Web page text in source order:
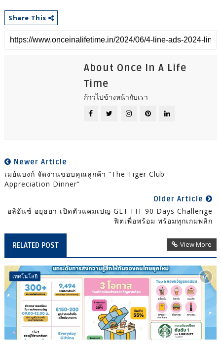
Share This
About Once In A Life
Time
ก้าวไปข้างหน้ากับเรา
Newer Article
เมย์แบงก์ จัดงานขอบคุณลูกค้า “The Tiger Club
Appreciation Dinner”
Older Article
อลิอันซ์ อยุธยา เปิดตัวแคมเปญ GET FIT 90 Days Challenge
ฟิตเพื่อพร้อม พร้อมทุกเกมพลิก
RELATED POST View More
เทคโนโลยี